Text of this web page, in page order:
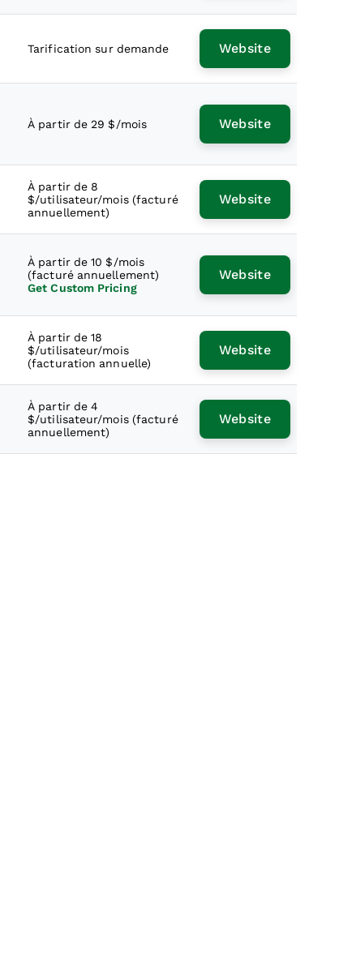
Tarification sur demande Website
À partir de 29 $/mois Website
À partir de 8
$/utilisateur/mois (facturé
annuellement)
Website
À partir de 10 $/mois
(facturé annuellement)
Get Custom Pricing
Website
À partir de 18
$/utilisateur/mois
(facturation annuelle)
Website
À partir de 4
$/utilisateur/mois (facturé
annuellement)
Website